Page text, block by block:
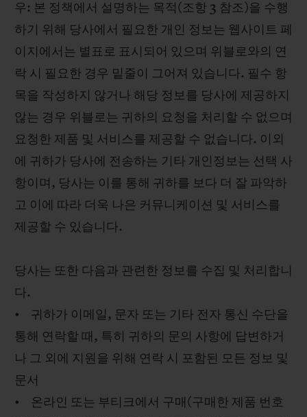
우: 본 정책에서 설명하는 목적(조항 3 참조)을 수행
하기 위해 당사에서 필요한 개인 정보는 웹사이트 페
이지에서는 별표로 표시되어 있으며 위블로와의 연
락 시 필요한 경우 밑줄이 그어져 있습니다. 필수 항
목을 작성하지 않거나 해당 정보를 당사에 제공하지
않는 경우 위블로는 귀하의 요청을 처리할 수 없으며
요청한 제품 및 서비스를 제공할 수 없습니다. 이외
에 귀하가 당사에 전송하는 기타 개인정보는 선택 사
항이며, 당사는 이를 통해 귀하를 보다 더 잘 파악하
고 이에 따라 더욱 나은 커뮤니케이션 및 서비스를
제공할 수 있습니다.
당사는 또한 다음과 관련한 정보를 수집 및 처리합니
다.
• 귀하가 이메일, 문자 또는 기타 전자 통신 수단을
통해 연락할 때, 특히 귀하의 문의 사항에 답변하거
나 그 외에 지원을 위해 연락 시 포함된 모든 정보 및
문서
• 온라인 또는 부티크에서 구매(구매한 제품 번호